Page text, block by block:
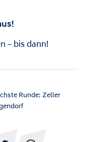
– bis dann!
Runde: Zeller